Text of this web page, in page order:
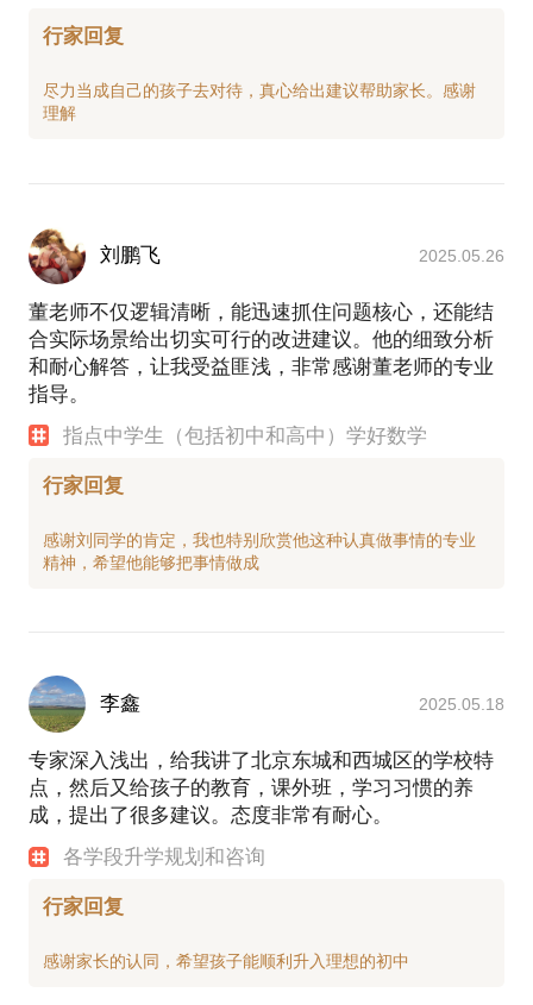
行家回复
尽力当成自己的孩子去对待，真心给出建议帮助家长。感谢
刘鹏飞 2025.05.26
董老师不仅逻辑清晰，能迅速抓住问题核心，还能结
合实际场景给出切实可行的改进建议。他的细致分析
和耐心解答，让我受益匪浅，非常感谢董老师的专业
指导。
指点中学生（包括初中和高中）学好数学
行家回复
感谢刘同学的肯定，我也特别欣赏他这种认真做事情的专业
李鑫 2025.05.18
专家深入浅出，给我讲了北京东城和西城区的学校特
点，然后又给孩子的教育，课外班，学习习惯的养
成，提出了很多建议。态度非常有耐心。
各学段升学规划和咨询
行家回复